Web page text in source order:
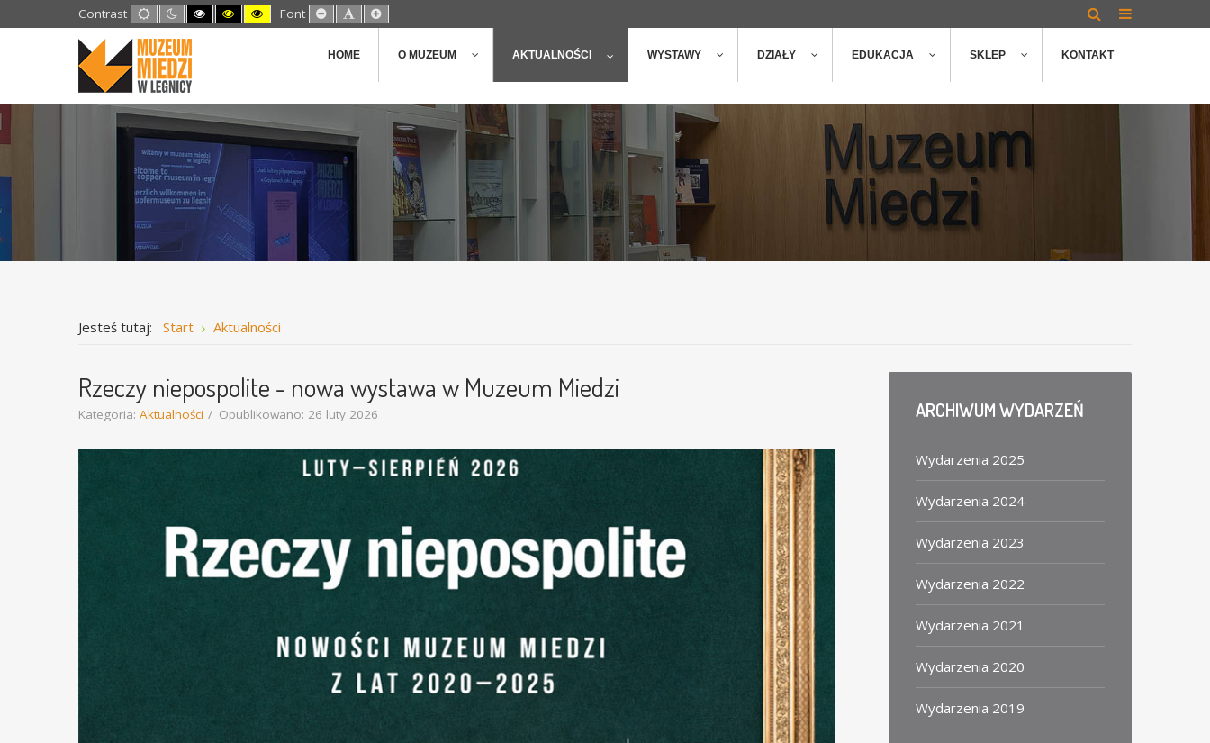
Contrast Default
mode
Night
mode
High
Contrast
High
Contrast
High
Contrast
Font Set
Smaller
Set
Default
Set
Larger
HOME O MUZEUM AKTUALNOŚCI WYSTAWY DZIAŁY EDUKACJA SKLEP KONTAKT
Jesteś tutaj: Start Aktualności
Rzeczy niepospolite - nowa wystawa w Muzeum Miedzi
Kategoria: Aktualności Opublikowano: 26 luty 2026 ARCHIWUMWYDARZEŃ
Wydarzenia 2025
Wydarzenia 2024
Wydarzenia 2023
Wydarzenia 2022
Wydarzenia 2021
Wydarzenia 2020
Wydarzenia 2019